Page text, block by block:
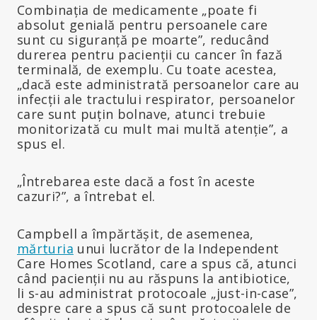
Combinația de medicamente „poate fi
absolut genială pentru persoanele care
sunt cu siguranță pe moarte”, reducând
durerea pentru pacienții cu cancer în fază
terminală, de exemplu. Cu toate acestea,
„dacă este administrată persoanelor care au
infecții ale tractului respirator, persoanelor
care sunt puțin bolnave, atunci trebuie
monitorizată cu mult mai multă atenție”, a
spus el.
„Întrebarea este dacă a fost în aceste
cazuri?”, a întrebat el.
Campbell a împărtășit, de asemenea,
mărturia unui lucrător de la Independent
Care Homes Scotland, care a spus că, atunci
când pacienții nu au răspuns la antibiotice,
li s-au administrat protocoale „just-in-case”,
despre care a spus că sunt protocoalele de